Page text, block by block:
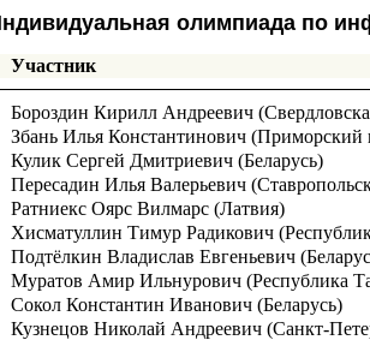
олимпиада по
Участник
Бороздин Кирилл Андреевич
Збань Илья Константинович (Приморский
Кулик Сергей Дмитриевич (Беларусь)
Пересадин Илья Валерьевич
Ратниекс Оярс Вилмарс (Латвия)
Хисматуллин Тимур Радикович
Подтёлкин Владислав Евгеньевич
Муратов Амир Ильнурович (Республика
Сокол Константин Иванович (Беларусь)
Кузнецов Николай Андреевич (Санкт-